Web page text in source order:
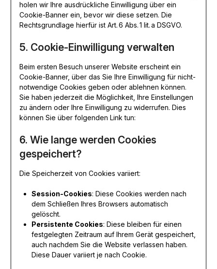
holen wir Ihre ausdrückliche Einwilligung über ein
Cookie-Banner ein, bevor wir diese setzen. Die
Rechtsgrundlage hierfür ist Art. 6 Abs. 1 lit. a DSGVO.
5. Cookie-Einwilligung verwalten
Beim ersten Besuch unserer Website erscheint ein
Cookie-Banner, über das Sie Ihre Einwilligung für nicht-
notwendige Cookies geben oder ablehnen können.
Sie haben jederzeit die Möglichkeit, Ihre Einstellungen
zu ändern oder Ihre Einwilligung zu widerrufen. Dies
können Sie über folgenden Link tun:
6. Wie lange werden Cookies
gespeichert?
Die Speicherzeit von Cookies variiert:
Session-Cookies: Diese Cookies werden nach
dem Schließen Ihres Browsers automatisch
gelöscht.
Persistente Cookies: Diese bleiben für einen
festgelegten Zeitraum auf Ihrem Gerät gespeichert,
auch nachdem Sie die Website verlassen haben.
Diese Dauer variiert je nach Cookie.